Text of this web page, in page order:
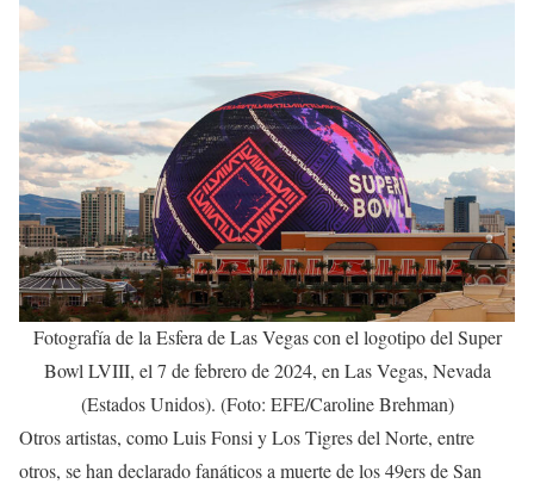
Fotografía de la Esfera de Las Vegas con el logotipo del Super
Bowl LVIII, el 7 de febrero de 2024, en Las Vegas, Nevada
(Estados Unidos). (Foto: EFE/Caroline Brehman)
Otros artistas, como Luis Fonsi y Los Tigres del Norte, entre
otros, se han declarado fanáticos a muerte de los 49ers de San